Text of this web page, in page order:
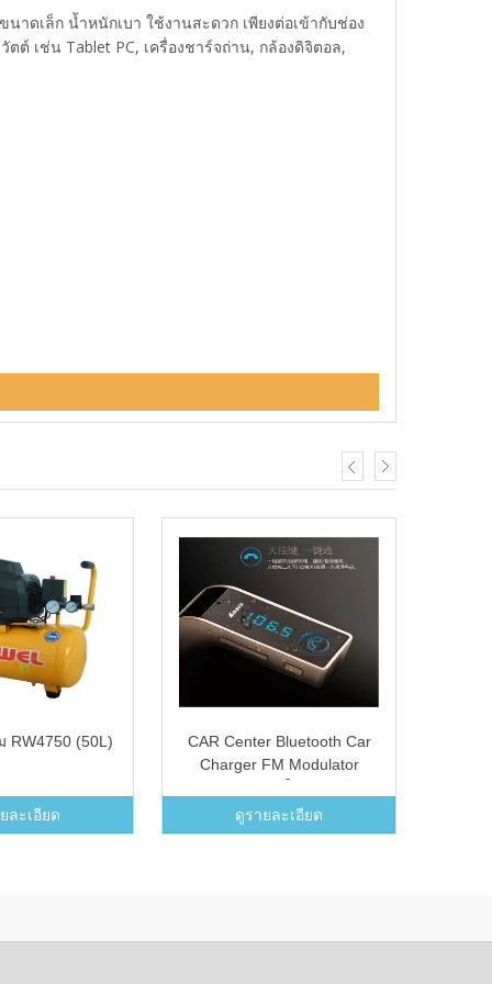
าดเล็ก น้ำหนักเบา ใช้งานสะดวก เพียงต่อเข้ากับช่อง
ต์ เช่น Tablet PC, เครื่องชาร์จถ่าน, กล้องดิจิตอล,
RW4750 (50L)
ละเอียด
CAR Center Bluetooth Car
Charger FM Modulator
ทอง)
ดูรายละเอียด